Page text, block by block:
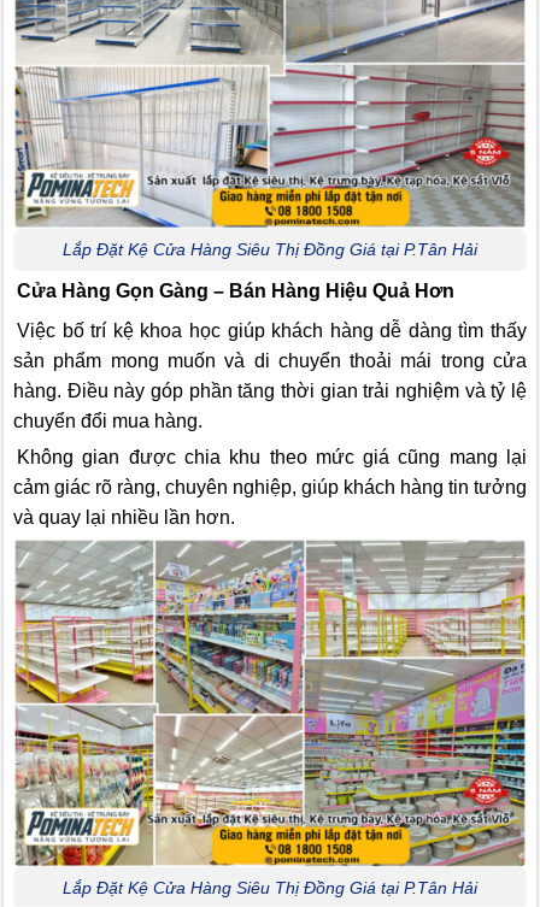
Lắp Đặt Kệ Cửa Hàng Siêu Thị Đồng Giá tại P.Tân Hải
Cửa Hàng Gọn Gàng – Bán Hàng Hiệu Quả Hơn
Việc bố trí kệ khoa học giúp khách hàng dễ dàng tìm thấy
sản phẩm mong muốn và di chuyển thoải mái trong cửa
hàng. Điều này góp phần tăng thời gian trải nghiệm và tỷ lệ
chuyển đổi mua hàng.
Không gian được chia khu theo mức giá cũng mang lại
cảm giác rõ ràng, chuyên nghiệp, giúp khách hàng tin tưởng
và quay lại nhiều lần hơn.
Lắp Đặt Kệ Cửa Hàng Siêu Thị Đồng Giá tại P.Tân Hải